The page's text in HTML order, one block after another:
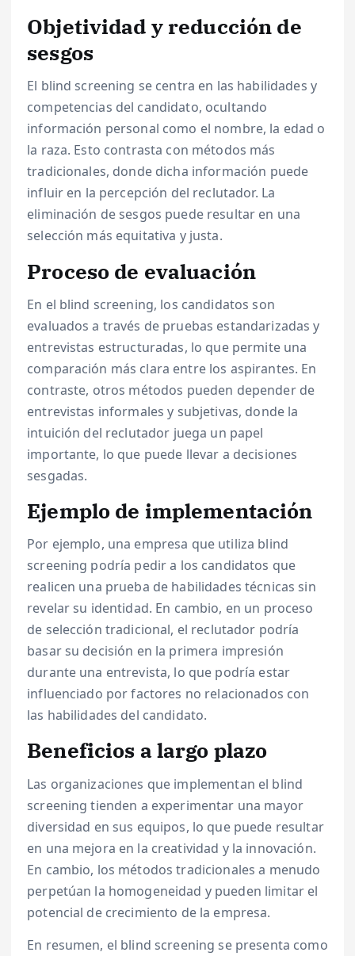
Objetividad y reducción de
sesgos
El blind screening se centra en las habilidades y
competencias del candidato, ocultando
información personal como el nombre, la edad o
la raza. Esto contrasta con métodos más
tradicionales, donde dicha información puede
influir en la percepción del reclutador. La
eliminación de sesgos puede resultar en una
selección más equitativa y justa.
Proceso de evaluación
En el blind screening, los candidatos son
evaluados a través de pruebas estandarizadas y
entrevistas estructuradas, lo que permite una
comparación más clara entre los aspirantes. En
contraste, otros métodos pueden depender de
entrevistas informales y subjetivas, donde la
intuición del reclutador juega un papel
importante, lo que puede llevar a decisiones
sesgadas.
Ejemplo de implementación
Por ejemplo, una empresa que utiliza blind
screening podría pedir a los candidatos que
realicen una prueba de habilidades técnicas sin
revelar su identidad. En cambio, en un proceso
de selección tradicional, el reclutador podría
basar su decisión en la primera impresión
durante una entrevista, lo que podría estar
influenciado por factores no relacionados con
las habilidades del candidato.
Beneficios a largo plazo
Las organizaciones que implementan el blind
screening tienden a experimentar una mayor
diversidad en sus equipos, lo que puede resultar
en una mejora en la creatividad y la innovación.
En cambio, los métodos tradicionales a menudo
perpetúan la homogeneidad y pueden limitar el
potencial de crecimiento de la empresa.
En resumen, el blind screening se presenta como